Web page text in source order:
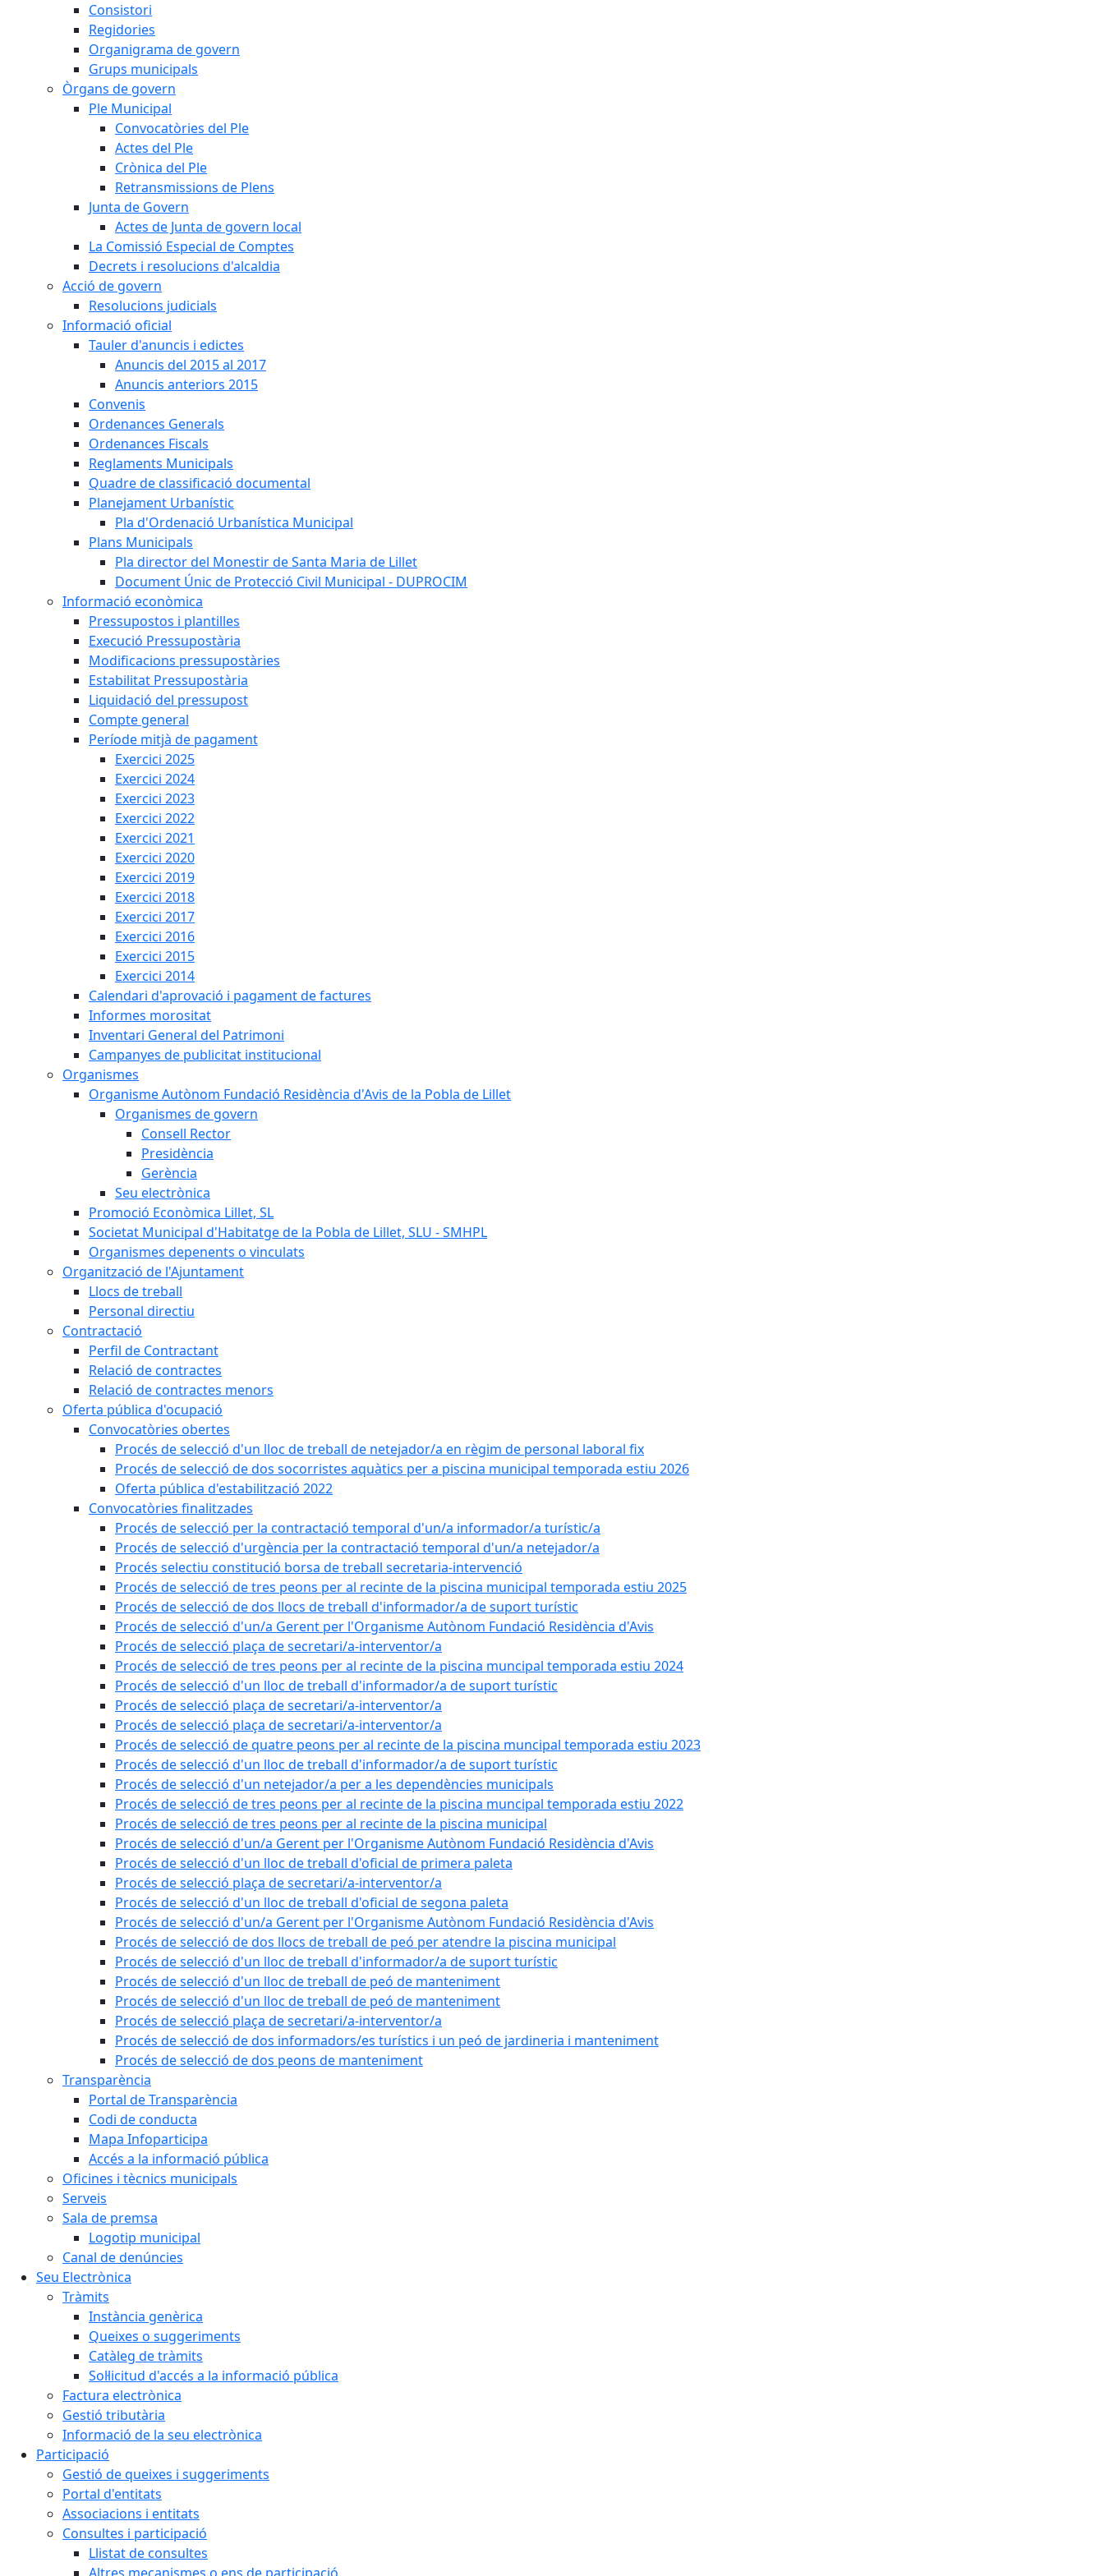
Consistori
Regidories
Organigrama de govern
Grups municipals
Òrgans de govern
Ple Municipal
Convocatòries del Ple
Actes del Ple
Crònica del Ple
Retransmissions de Plens
Junta de Govern
Actes de Junta de govern local
La Comissió Especial de Comptes
Decrets i resolucions d'alcaldia
Acció de govern
Resolucions judicials
Informació oficial
Tauler d'anuncis i edictes
Anuncis del 2015 al 2017
Anuncis anteriors 2015
Convenis
Ordenances Generals
Ordenances Fiscals
Reglaments Municipals
Quadre de classificació documental
Planejament Urbanístic
Pla d'Ordenació Urbanística Municipal
Plans Municipals
Pla director del Monestir de Santa Maria de Lillet
Document Únic de Protecció Civil Municipal - DUPROCIM
Informació econòmica
Pressupostos i plantilles
Execució Pressupostària
Modificacions pressupostàries
Estabilitat Pressupostària
Liquidació del pressupost
Compte general
Període mitjà de pagament
Exercici 2025
Exercici 2024
Exercici 2023
Exercici 2022
Exercici 2021
Exercici 2020
Exercici 2019
Exercici 2018
Exercici 2017
Exercici 2016
Exercici 2015
Exercici 2014
Calendari d'aprovació i pagament de factures
Informes morositat
Inventari General del Patrimoni
Campanyes de publicitat institucional
Organismes
Organisme Autònom Fundació Residència d'Avis de la Pobla de Lillet
Organismes de govern
Consell Rector
Presidència
Gerència
Seu electrònica
Promoció Econòmica Lillet, SL
Societat Municipal d'Habitatge de la Pobla de Lillet, SLU - SMHPL
Organismes depenents o vinculats
Organització de l'Ajuntament
Llocs de treball
Personal directiu
Contractació
Perfil de Contractant
Relació de contractes
Relació de contractes menors
Oferta pública d'ocupació
Convocatòries obertes
Procés de selecció d'un lloc de treball de netejador/a en règim de personal laboral fix
Procés de selecció de dos socorristes aquàtics per a piscina municipal temporada estiu 2026
Oferta pública d'estabilització 2022
Convocatòries finalitzades
Procés de selecció per la contractació temporal d'un/a informador/a turístic/a
Procés de selecció d'urgència per la contractació temporal d'un/a netejador/a
Procés selectiu constitució borsa de treball secretaria-intervenció
Procés de selecció de tres peons per al recinte de la piscina municipal temporada estiu 2025
Procés de selecció de dos llocs de treball d'informador/a de suport turístic
Procés de selecció d'un/a Gerent per l'Organisme Autònom Fundació Residència d'Avis
Procés de selecció plaça de secretari/a-interventor/a
Procés de selecció de tres peons per al recinte de la piscina muncipal temporada estiu 2024
Procés de selecció d'un lloc de treball d'informador/a de suport turístic
Procés de selecció plaça de secretari/a-interventor/a
Procés de selecció plaça de secretari/a-interventor/a
Procés de selecció de quatre peons per al recinte de la piscina muncipal temporada estiu 2023
Procés de selecció d'un lloc de treball d'informador/a de suport turístic
Procés de selecció d'un netejador/a per a les dependències municipals
Procés de selecció de tres peons per al recinte de la piscina muncipal temporada estiu 2022
Procés de selecció de tres peons per al recinte de la piscina municipal
Procés de selecció d'un/a Gerent per l'Organisme Autònom Fundació Residència d'Avis
Procés de selecció d'un lloc de treball d'oficial de primera paleta
Procés de selecció plaça de secretari/a-interventor/a
Procés de selecció d'un lloc de treball d'oficial de segona paleta
Procés de selecció d'un/a Gerent per l'Organisme Autònom Fundació Residència d'Avis
Procés de selecció de dos llocs de treball de peó per atendre la piscina municipal
Procés de selecció d'un lloc de treball d'informador/a de suport turístic
Procés de selecció d'un lloc de treball de peó de manteniment
Procés de selecció d'un lloc de treball de peó de manteniment
Procés de selecció plaça de secretari/a-interventor/a
Procés de selecció de dos informadors/es turístics i un peó de jardineria i manteniment
Procés de selecció de dos peons de manteniment
Transparència
Portal de Transparència
Codi de conducta
Mapa Infoparticipa
Accés a la informació pública
Oficines i tècnics municipals
Serveis
Sala de premsa
Logotip municipal
Canal de denúncies
Seu Electrònica
Tràmits
Instància genèrica
Queixes o suggeriments
Catàleg de tràmits
Sol·licitud d'accés a la informació pública
Factura electrònica
Gestió tributària
Informació de la seu electrònica
Participació
Gestió de queixes i suggeriments
Portal d'entitats
Associacions i entitats
Consultes i participació
Llistat de consultes